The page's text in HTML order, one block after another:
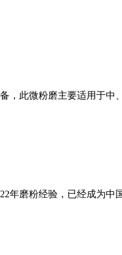
，此微粉磨主要适用于
年磨粉经验，已经成为